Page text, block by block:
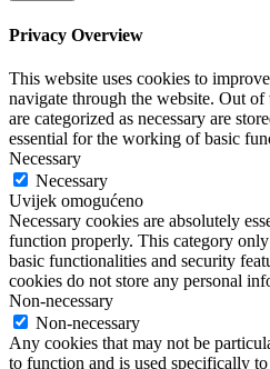
Privacy Overview
This website uses cookies to
navigate through the website. Out of
are categorized as necessary are
essential for the working of basic
Necessary
Necessary
Uvijek omogućeno
Necessary cookies are absolutely
function properly. This category
basic functionalities and security
cookies do not store any personal
Non-necessary
Non-necessary
Any cookies that may not be
to function and is used specifically